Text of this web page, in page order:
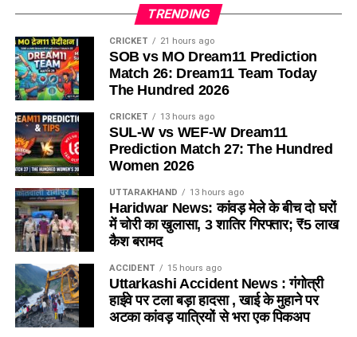
TRENDING
CRICKET 21 hours ago
SOB vs MO Dream11 Prediction
Match 26: Dream11 Team Today
The Hundred 2026
CRICKET 13 hours ago
SUL-W vs WEF-W Dream11
Prediction Match 27: The Hundred
Women 2026
UTTARAKHAND 13 hours ago
Haridwar News: कांवड़ मेले के बीच दो घरों
में चोरी का खुलासा, 3 शातिर गिरफ्तार; ₹5 लाख
कैश बरामद
ACCIDENT 15 hours ago
Uttarkashi Accident News : गंगोत्री
हाईवे पर टला बड़ा हादसा , खाई के मुहाने पर
अटका कांवड़ यात्रियों से भरा एक पिकअप